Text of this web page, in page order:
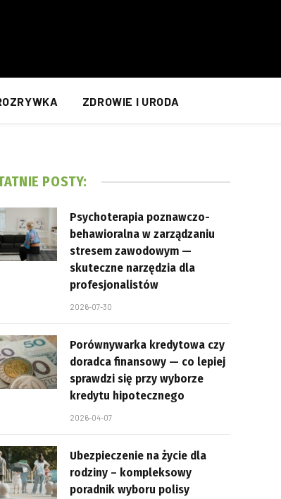
ZDROWIE I URODA
POSTY:
Psychoterapia poznawczo-
behawioralna w zarządzaniu
stresem zawodowym —
skuteczne narzędzia dla
profesjonalistów
2026-07-30
Porównywarka kredytowa czy
doradca finansowy — co lepiej
sprawdzi się przy wyborze
kredytu hipotecznego
2026-04-07
Ubezpieczenie na życie dla
rodziny – kompleksowy
poradnik wyboru polisy